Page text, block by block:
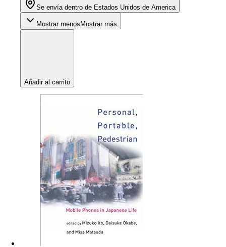
Se envía dentro de Estados Unidos de America
Mostrar menos Mostrar más
Añadir al carrito